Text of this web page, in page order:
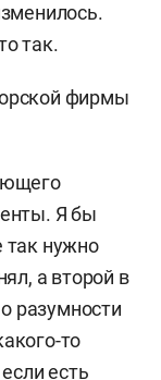
так.
фирмы
Я бы
так нужно
а второй в
разумности
то
есть